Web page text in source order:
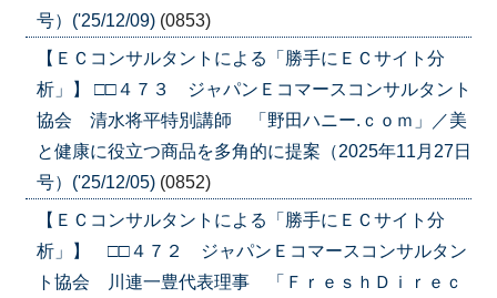
号）('25/12/09) (0853)
【ＥＣコンサルタントによる「勝手にＥＣサイト分
析」】 □□４７３ ジャパンＥコマースコンサルタント
協会 清水将平特別講師 「野田ハニー.ｃｏｍ」／美
と健康に役立つ商品を多角的に提案（2025年11月27日
号）('25/12/05) (0852)
【ＥＣコンサルタントによる「勝手にＥＣサイト分
析」】 □□４７２ ジャパンＥコマースコンサルタン
ト協会 川連一豊代表理事 「ＦｒｅｓｈＤｉｒｅｃ